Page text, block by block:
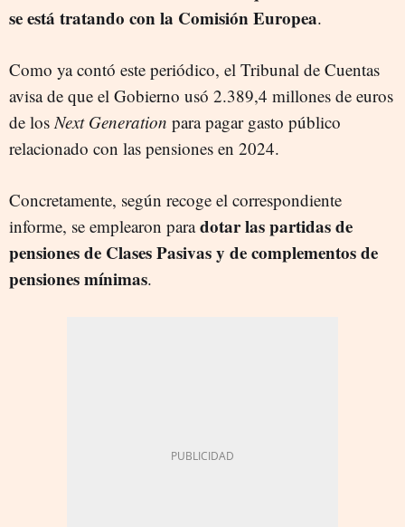
se está tratando con la Comisión Europea.
Como ya contó este periódico, el Tribunal de Cuentas
avisa de que el Gobierno usó 2.389,4 millones de euros
de los Next Generation para pagar gasto público
relacionado con las pensiones en 2024.
Concretamente, según recoge el correspondiente
informe, se emplearon paradotar las partidas de
pensiones de Clases Pasivas y de complementos de
pensiones mínimas.